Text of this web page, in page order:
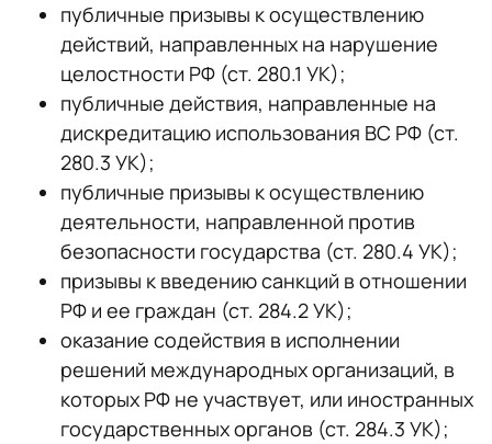
публичные призывы к осуществлению
действий, направленных на нарушение
целостности РФ (ст. 280.1 УК);
публичные действия, направленные на
дискредитацию использования ВС РФ (ст.
280.3 УК);
публичные призывы к осуществлению
деятельности, направленной против
безопасности государства (ст. 280.4 УК);
призывы к введению санкций в отношении
РФ и ее граждан (ст. 284.2 УК);
оказание содействия в исполнении
решений международных организаций, в
которых РФ не участвует, или иностранных
государственных органов (ст. 284.3 УК);